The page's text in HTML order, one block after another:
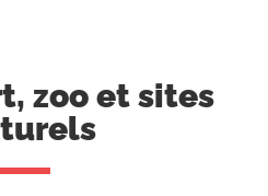
zoo et sites